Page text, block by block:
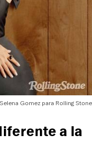
Selena Gomez para Rolling Stone
a la